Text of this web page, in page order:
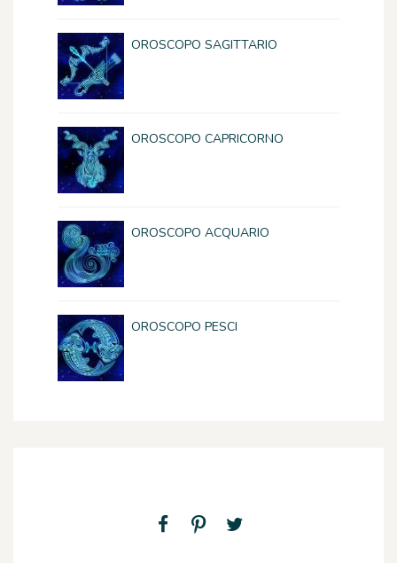
OROSCOPO SAGITTARIO
OROSCOPO CAPRICORNO
OROSCOPO ACQUARIO
OROSCOPO PESCI